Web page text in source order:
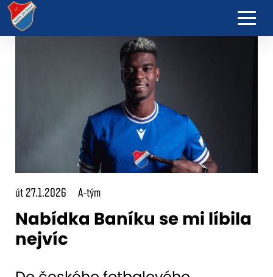
út 27.1.2026 A-tým
Nabídka Baníku se mi líbila
nejvíc